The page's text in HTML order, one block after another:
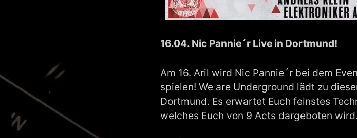
16.04. Nic Pannie´r Live in Dortmund!
Am 16. Aril wird Nic Pannie´r bei dem
spielen! We are Underground lädt zu
Dortmund. Es erwartet Euch feinstes
welches Euch von 9 Acts dargeboten wird.